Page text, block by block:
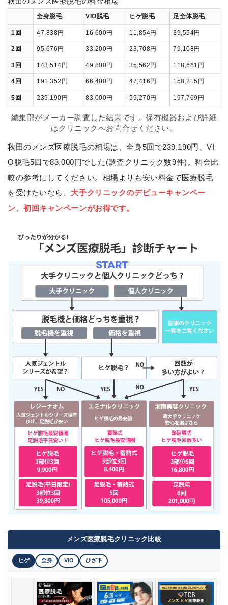
全身脱毛 VIO脱毛 ヒゲ脱毛 足全体脱毛
1回 47,838円 16,600円 11,854円 39,554円
2回 95,676円 33,200円 23,708円 79,108円
3回 143,514円 49,800円 35,562円 118,661円
4回 191,352円 66,400円 47,416円 158,215円
5回 239,190円 83,000円 59,270円 197,769円
編集部がメーカー調査した結果です。保有機器および詳細
はクリニックへお問合せください。
秋田のメンズ医療脱毛の相場は、全身5回で239,190円、VI
O脱毛5回で83,000円でした(調査クリニック数9件)。料金比
較の参考にしてください。相場よりも安い料金で医療脱毛
を受けたいなら、 大手クリニックのデビューキャンペー
ン、初回キャンペーンがお得です。
メンズ医療脱毛クリニック比較
ヒゲ 全身 VIO ひざ下